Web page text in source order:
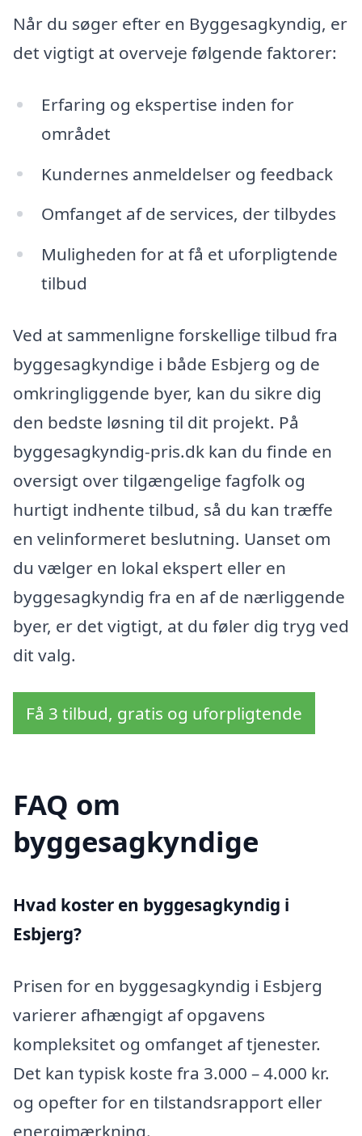
Når du søger efter en Byggesagkyndig, er
det vigtigt at overveje følgende faktorer:
Erfaring og ekspertise inden for
området
Kundernes anmeldelser og feedback
Omfanget af de services, der tilbydes
Muligheden for at få et uforpligtende
tilbud
Ved at sammenligne forskellige tilbud fra
byggesagkyndige i både Esbjerg og de
omkringliggende byer, kan du sikre dig
den bedste løsning til dit projekt. På
byggesagkyndig-pris.dk kan du finde en
oversigt over tilgængelige fagfolk og
hurtigt indhente tilbud, så du kan træffe
en velinformeret beslutning. Uanset om
du vælger en lokal ekspert eller en
byggesagkyndig fra en af de nærliggende
byer, er det vigtigt, at du føler dig tryg ved
dit valg.
Få 3 tilbud, gratis og uforpligtende
FAQ om
byggesagkyndige
Hvad koster en byggesagkyndig i
Esbjerg?
Prisen for en byggesagkyndig i Esbjerg
varierer afhængigt af opgavens
kompleksitet og omfanget af tjenester.
Det kan typisk koste fra 3.000 – 4.000 kr.
og opefter for en tilstandsrapport eller
energimærkning.